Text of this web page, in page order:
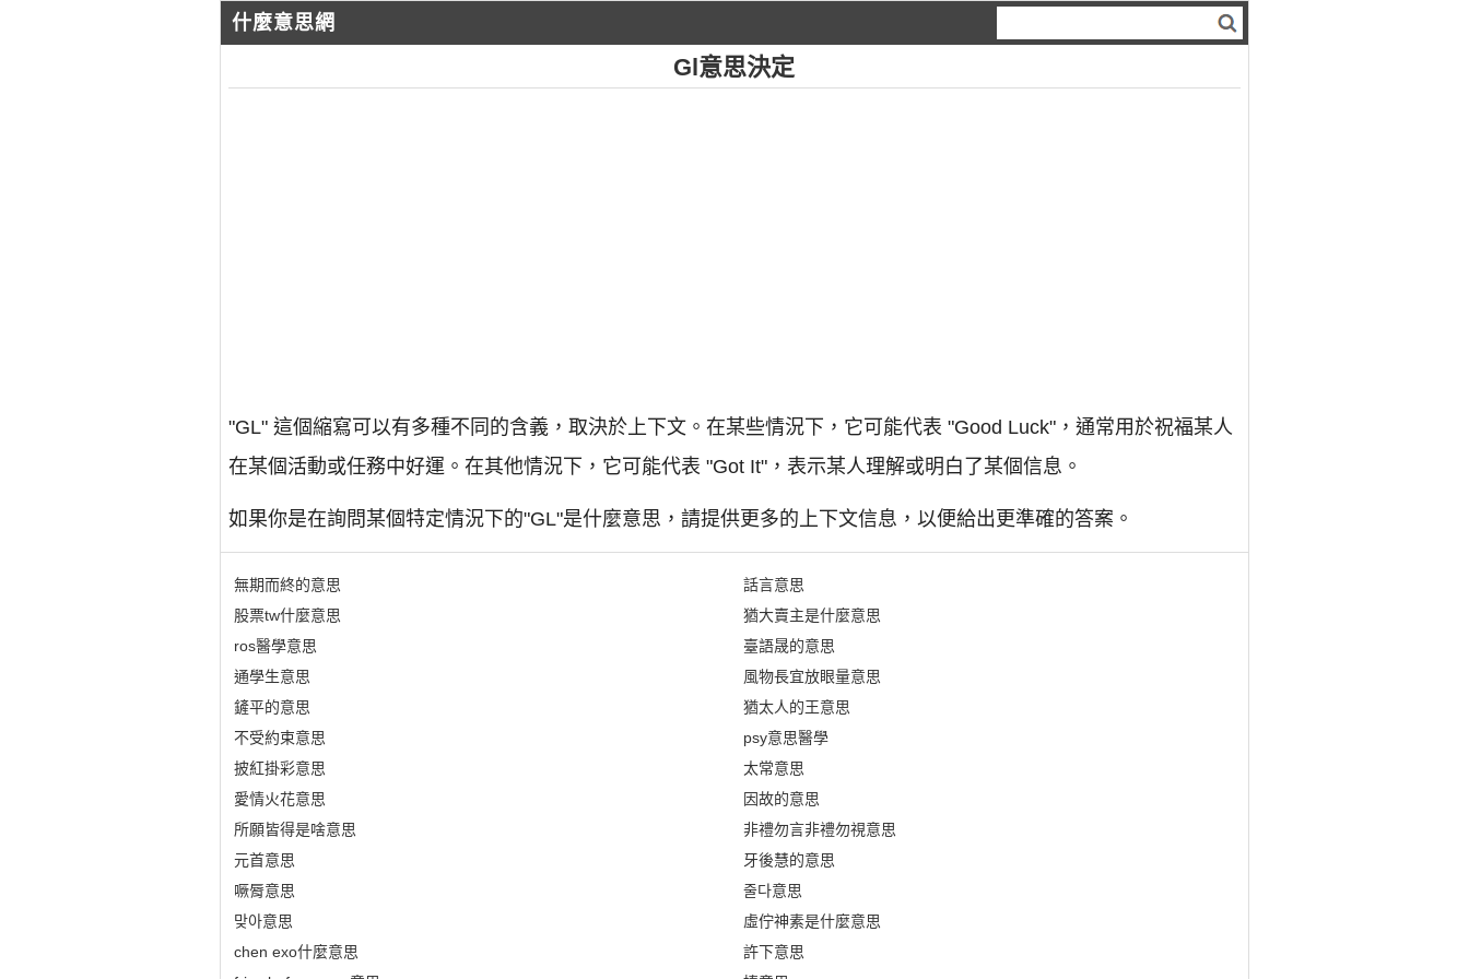
什麼意思網
Gl意思決定
"GL" 這個縮寫可以有多種不同的含義，取決於上下文。在某些情況下，它可能代表 "Good Luck"，通常用於祝福某人
在某個活動或任務中好運。在其他情況下，它可能代表 "Got It"，表示某人理解或明白了某個信息。
如果你是在詢問某個特定情況下的"GL"是什麼意思，請提供更多的上下文信息，以便給出更準確的答案。
無期而終的意思
股票tw什麼意思
ros醫學意思
通學生意思
鏟平的意思
不受約束意思
披紅掛彩意思
愛情火花意思
所願皆得是啥意思
元首意思
噘脣意思
맞아意思
chen exo什麼意思
話言意思
猶大賣主是什麼意思
臺語晟的意思
風物長宜放眼量意思
猶太人的王意思
psy意思醫學
太常意思
因故的意思
非禮勿言非禮勿視意思
牙後慧的意思
줄다意思
虛佇神素是什麼意思
許下意思